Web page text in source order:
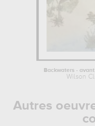
Wilson
Autres